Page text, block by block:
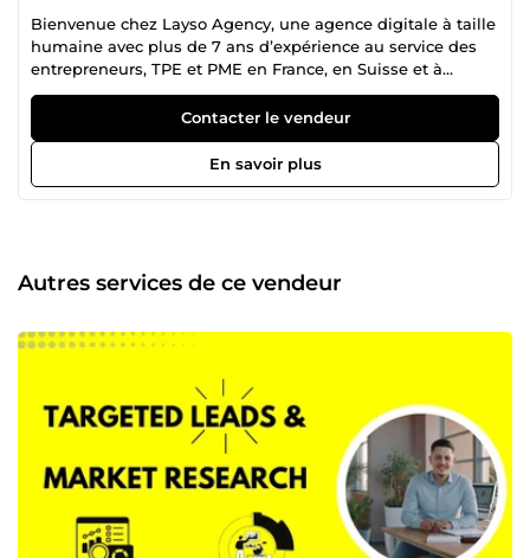
Bienvenue chez Layso Agency, une agence digitale à taille
humaine avec plus de 7 ans d’expérience au service des
entrepreneurs, TPE et PME en France, en Suisse et à
l’international. Nous aidons nos clients à développer leur
activité, à gagner en visibilité et à atteindre leurs objectifs
grâce à des services simples, efficaces et sur-mesure. Nos
domaines d’expertise : • Rédaction &amp; Optimisation
professionnelle : CV, profils LinkedIn, contenus web,
: stratégie réseaux sociaux, création de contenu,
newsletters, recherche d’influenceurs. • Business &amp;
génération de leads B2B, études de marché. • Services
professionnels. Pourquoi choisir Layso Agency ? • Une
équipe expérimentée et réactive • Des livrables
professionnels, clairs et personnalisés • Des centaines de
clients satisfaits • Une approche humaine, transparente et
orientée résultat • Des prestations toujours livrées à temps,
avec révisions incluses Que vous lanciez un projet ou
cherchiez à structurer votre croissance, nous sommes là
pour vous accompagner pas à pas. Contactez-nous ou
Contacter le vendeur
En savoir plus
Autres services de ce vendeur